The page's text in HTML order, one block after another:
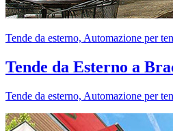
Tende da esterno, Automazione per
Tende da Esterno a
Tende da esterno, Automazione per